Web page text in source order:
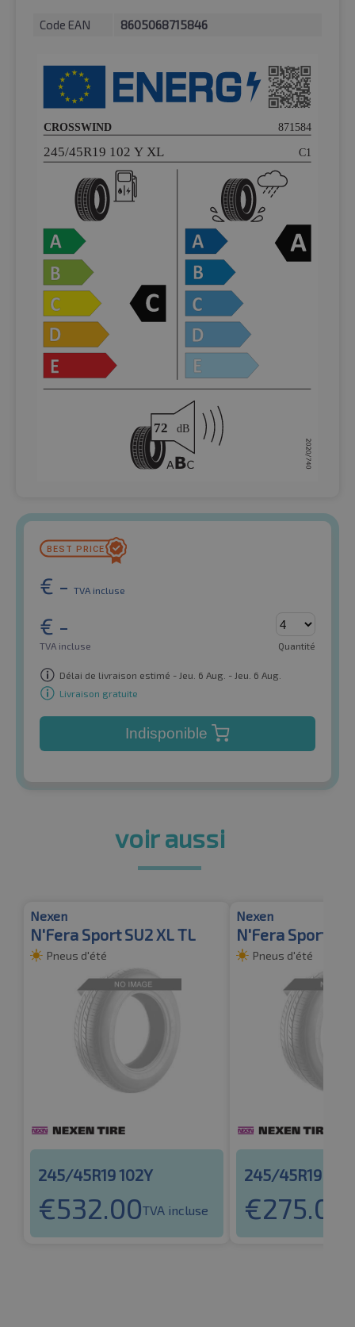
Code EAN 8605068715846
€ - TVA incluse
€ -
TVA incluse Quantité
Délai de livraison estimé - Jeu. 6 Aug. - Jeu. 6 Aug.
Livraison gratuite
Indisponible
voir aussi
Nexen
N'Fera Sport SU2 XL TL
Pneus d'été
245/45R19 102Y
€532.00TVA incluse
Nexen
N'Fera Sport
Pneus d'été
245/45R19
€275.08